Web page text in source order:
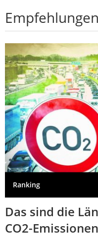
Ranking
Das sind die
CO2-Emissionen